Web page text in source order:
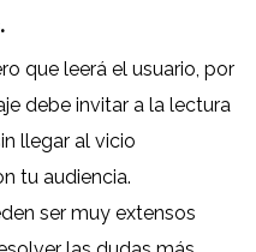
que leerá el usuario, por
debe invitar a la lectura
llegar al vicio
tu audiencia.
ser muy extensos